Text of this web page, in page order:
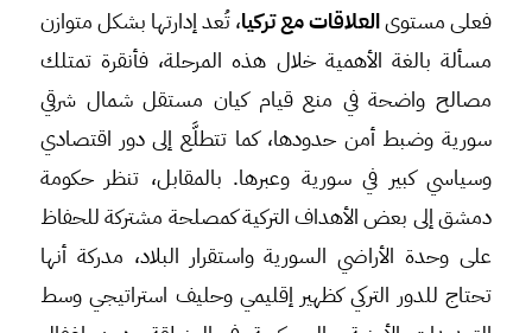
فعلى مستوىالعلاقات مع تركيا، تُعد إدارتها بشكل متوازن
مسألة بالغة الأهمية خلال هذه المرحلة، فأنقرة تمتلك
مصالح واضحة في منع قيام كيان مستقل شمال شرقي
سورية وضبط أمن حدودها، كما تتطلَّع إلى دور اقتصادي
وسياسي كبير في سورية وعبرها. بالمقابل، تنظر حكومة
دمشق إلى بعض الأهداف التركية كمصلحة مشتركة للحفاظ
على وحدة الأراضي السورية واستقرار البلاد، مدركة أنها
تحتاج للدور التركي كظهير إقليمي وحليف استراتيجي وسط